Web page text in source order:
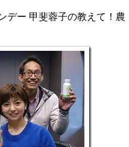
デー 甲斐蓉子の教えて！農